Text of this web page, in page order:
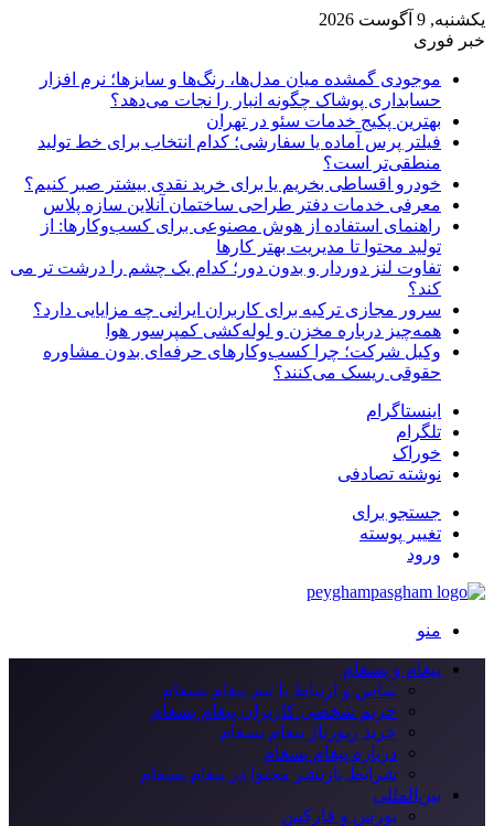
یکشنبه, 9 آگوست 2026
خبر فوری
موجودی گمشده میان مدل‌ها، رنگ‌ها و سایزها؛ نرم افزار
حسابداری پوشاک چگونه انبار را نجات می‌دهد؟
بهترین پکیج خدمات سئو در تهران
فیلتر پرس آماده یا سفارشی؛ کدام انتخاب برای خط تولید
منطقی‌تر است؟
خودرو اقساطی بخریم یا برای خرید نقدی بیشتر صبر کنیم؟
معرفی خدمات دفتر طراحی ساختمان آنلاین سازه پلاس
راهنمای استفاده از هوش مصنوعی برای کسب‌وکارها: از
تولید محتوا تا مدیریت بهتر کارها
تفاوت لنز دوردار و بدون دور؛ کدام یک چشم را درشت تر می
کند؟
سرور مجازی ترکیه برای کاربران ایرانی چه مزایایی دارد؟
همه‌چیز درباره مخزن و لوله‌کشی کمپرسور هوا
وکیل شرکت؛ چرا کسب‌وکارهای حرفه‌ای بدون مشاوره
حقوقی ریسک می‌کنند؟
اینستاگرام
تلگرام
خوراک
نوشته تصادفی
جستجو برای
تغییر پوسته
ورود
منو
پیغام و پسغام
تماس و ارتباط با تیم پیغام پسغام
حریم شخصی کاربران پیغام پسغام
خرید رپورتاژ پیغام پسغام
درباره پیغام پسغام
شرایط بازنشر محتوا در پیغام پسغام
بین‌المللی
بورس و فارکس